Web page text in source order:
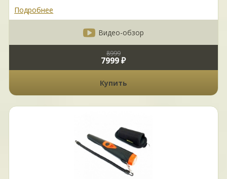
Подробнее
Видео-обзор
8999
7999 ₽
Купить